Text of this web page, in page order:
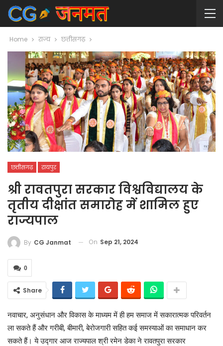
Home राज्य छत्तीसगढ़
छत्तीसगढ़ रायपुर
श्री रावतपुरा सरकार विश्वविद्यालय के
तृतीय दीक्षांत समारोह में शामिल हुए
राज्यपाल
By CG Janmat On Sep 21, 2024
0
Share
नवाचार, अनुसंधान और विकास के माध्यम में ही हम समाज में सकारात्मक परिवर्तन
ला सकते हैं और गरीबी, बीमारी, बेरोजगारी सहित कई समस्याओं का समाधान कर
सकते हैं। ये उद्गार आज राज्यपाल श्री रमेन डेका ने रावतपुरा सरकार